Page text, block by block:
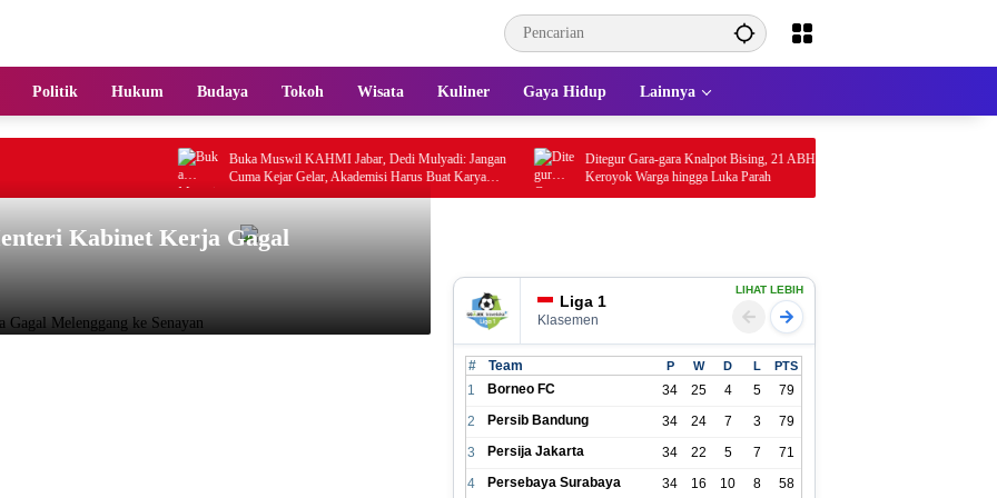
Politik Hukum Budaya Tokoh Wisata Kuliner Gaya Hidup Lainnya
Buka Muswil KAHMI Jabar, Dedi Mulyadi: Jangan
Cuma Kejar Gelar, Akademisi Harus Buat Karya
Nyata
Ditegur Gara-gara Knalpot Bising, 21 ABH di Garut
Keroyok Warga hingga Luka Parah
Kabinet Kerja Gagal
Liga 1
Klasemen
LIHAT LEBIH
# Team P W D L PTS
1 Borneo FC 34 25 4 5
79
2
Persib Bandung 34 24 7 3
79
3
Persija Jakarta 34 22 5 7
71
4
Persebaya Surabaya 34 16 10 8
58